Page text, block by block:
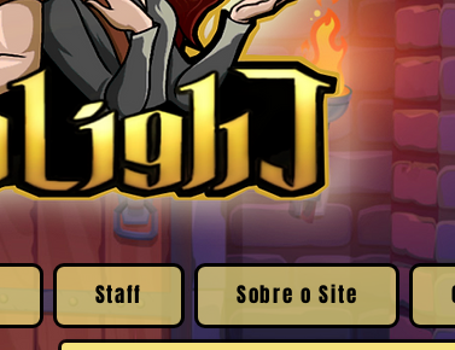
Staff Sobre o Site